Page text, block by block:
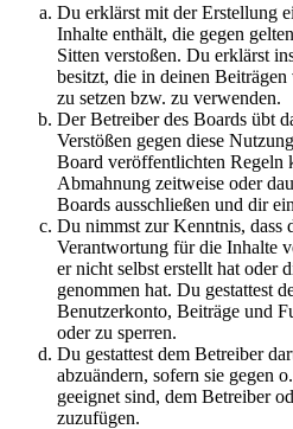
Du erklärst mit der Erstellung
Inhalte enthält, die gegen
Sitten verstoßen. Du erklärst
besitzt, die in deinen
zu setzen bzw. zu verwenden.
Der Betreiber des Boards übt
Verstößen gegen diese
Board veröffentlichten Regeln
Abmahnung zeitweise oder
Boards ausschließen und dir
Du nimmst zur Kenntnis, dass
Verantwortung für die Inhalte
er nicht selbst erstellt hat oder
genommen hat. Du gestattest
Benutzerkonto, Beiträge und
oder zu sperren.
Du gestattest dem Betreiber
abzuändern, sofern sie gegen
geeignet sind, dem Betreiber
zuzufügen.